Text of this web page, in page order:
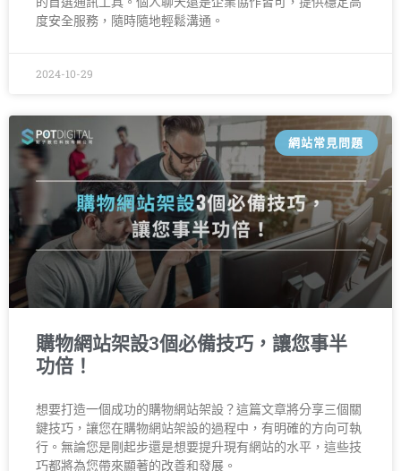
度安全服務，隨時隨地輕鬆溝通。
2024-10-29
網站常見問題
購物網站架設3個必備技巧，讓您事半
功倍！
想要打造一個成功的購物網站架設？這篇文章將分享三個關
鍵技巧，讓您在購物網站架設的過程中，有明確的方向可執
行。無論您是剛起步還是想要提升現有網站的水平，這些技
巧都將為您帶來顯著的改善和發展。